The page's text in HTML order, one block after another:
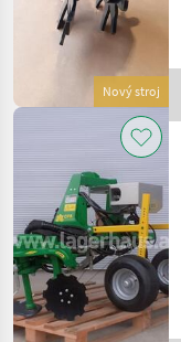
Nový stroj